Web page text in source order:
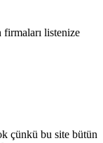
listenize
çünkü bu site bütün